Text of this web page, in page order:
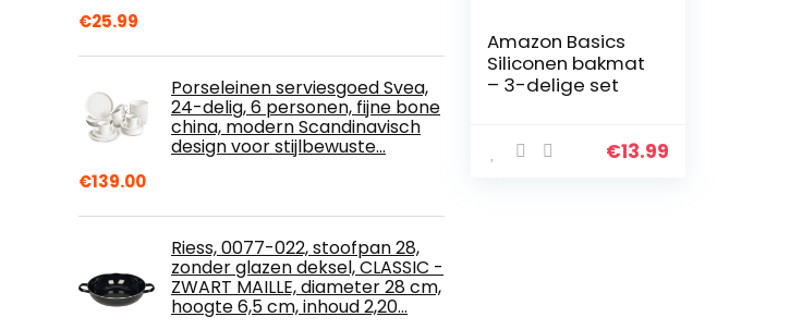
€25.99
Porseleinen serviesgoed Svea,
24-delig, 6 personen, fijne bone
china, modern Scandinavisch
design voor stijlbewuste…
€139.00
Riess, 0077-022, stoofpan 28,
zonder glazen deksel, CLASSIC -
ZWART MAILLE, diameter 28 cm,
hoogte 6,5 cm, inhoud 2,20…
Amazon Basics
Siliconen bakmat
– 3-delige set
€13.99